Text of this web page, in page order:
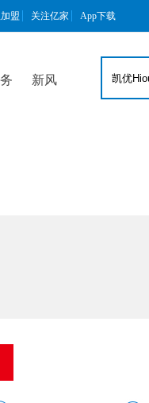
盟 关注亿家 App下载
新风